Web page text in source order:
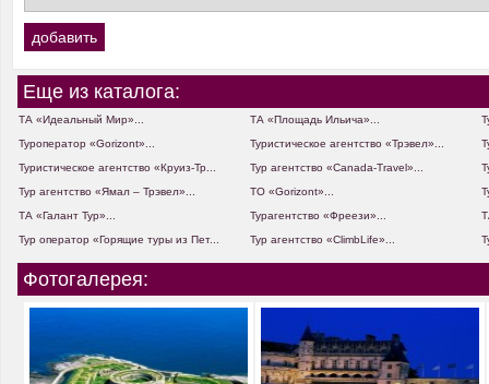
Еще из каталога:
ТА «Идеальный Мир»... ТА «Площадь Ильича»...
Туроператор «Gorizont»...
Туристическое агентство «Трэвел»...
Туристическое агентство «Круиз-Тр...
Тур агентство «Canada-Travel»...
Тур агентство «Ямал – Трэвел»...
ТО «Gorizont»...
ТА «Галант Тур»...
Турагентство «Фреези»...
Тур оператор «Горящие туры из Пет...
Тур агентство «ClimbLife»...
Фотогалерея: